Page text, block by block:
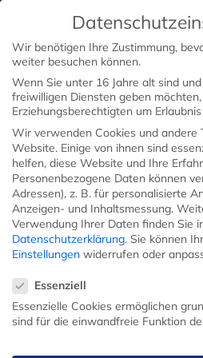
KOCHMESSER
FRÜHSTÜCKSMESSER
Wir benötigen Ihre Zustimmung,
weiter besuchen können.
Wenn Sie unter 16 Jahre alt sind
freiwilligen Diensten geben
Erziehungsberechtigten um
Wir verwenden Cookies und andere
Website. Einige von ihnen sind
helfen, diese Website und Ihre
Personenbezogene Daten können
Adressen), z. B. für personalisierte
Anzeigen- und Inhaltsmessung.
Verwendung Ihrer Daten finden Sie
Datenschutzerklärung. Sie können
Einstellungen widerrufen oder
Essenziell
Essenzielle Cookies ermöglichen
sind für die einwandfreie Funktion